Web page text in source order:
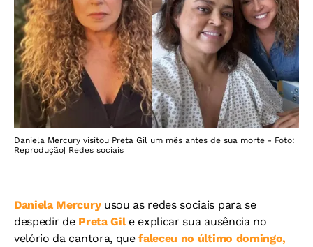
Daniela Mercury visitou Preta Gil um mês antes de sua morte - Foto:
Reprodução| Redes sociais
Daniela Mercury usou as redes sociais para se
despedir de Preta Gile explicar sua ausência no
velório da cantora, quefaleceu no último domingo,